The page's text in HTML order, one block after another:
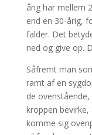
årig har mellem
end en 30-årig,
falder. Det
ned og give op.
Såfremt man
ramt af en
de
kroppen
komme sig